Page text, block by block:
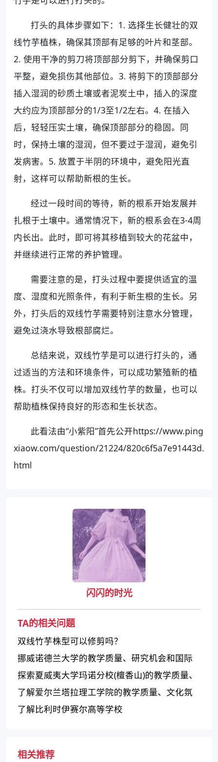
打头的具体步骤如下：1. 选择生长健壮的双
线竹芋植株，确保其顶部有足够的叶片和茎部。
2. 使用干净的剪刀将顶部部分剪下，并确保剪口
平整，避免损伤其他部位。3. 将剪下的顶部部分
插入湿润的砂质土壤或者泥炭土中，插入的深度
大约应为顶部部分的1/3至1/2左右。4. 在插入
后，轻轻压实土壤，确保顶部部分的稳固。同
时，保持土壤的湿润，但不要过于湿润，避免引
发病害。5. 放置于半阴的环境中，避免阳光直
射，这样可以帮助新根的生长。
经过一段时间的等待，新的根系开始发展并
扎根于土壤中。通常情况下，新的根系会在3-4周
内长出。此时，即可将其移植到较大的花盆中，
并继续进行正常的养护管理。
需要注意的是，打头过程中要提供适宜的温
度、湿度和光照条件，有利于新生根的生长。另
外，打头后的双线竹芋需要特别注意水分管理，
避免过浇水导致根部腐烂。
总结来说，双线竹芋是可以进行打头的，通
过适当的方法和环境条件，可以成功繁殖新的植
株。打头不仅可以增加双线竹芋的数量，也可以
帮助植株保持良好的形态和生长状态。
此看法由“小紫阳”首先公开https://www.ping
xiaow.com/question/21224/820c6f5a7e91443d.
html
闪闪的时光
TA的相关问题
双线竹芋株型可以修剪吗？
挪威诺德兰大学的教学质量、研究机会和国际
声誉如何？
探索夏威夷大学玛诺分校(檀香山)的教学质量、
生活环境和学术平台
了解爱尔兰塔拉理工学院的教学质量、文化氛
围以及课外活动
了解比利时伊赛尔高等学校
相关推荐